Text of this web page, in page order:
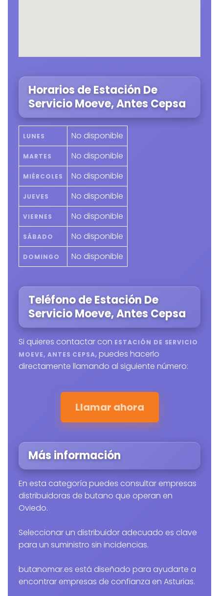
Horarios de Estación De
Servicio Moeve, Antes Cepsa
LUNES No disponible
MARTES No disponible
MIÉRCOLES No disponible
JUEVES No disponible
VIERNES No disponible
SÁBADO No disponible
DOMINGO No disponible
Teléfono de Estación De
Servicio Moeve, Antes Cepsa
Si quieres contactar con ESTACIÓN DE SERVICIO
MOEVE, ANTES CEPSA, puedes hacerlo
directamente llamando al siguiente número:
Llamar ahora
Más información
En esta categoría puedes consultar empresas
distribuidoras de butano que operan en
Oviedo.
Seleccionar un distribuidor adecuado es clave
para un suministro sin incidencias.
butanomar.es está diseñado para ayudarte a
encontrar empresas de confianza en Asturias.